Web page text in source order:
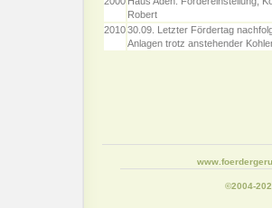
Robert
201030.09. Letzter Fördertag
Anlagen trotz anstehender
©2004-